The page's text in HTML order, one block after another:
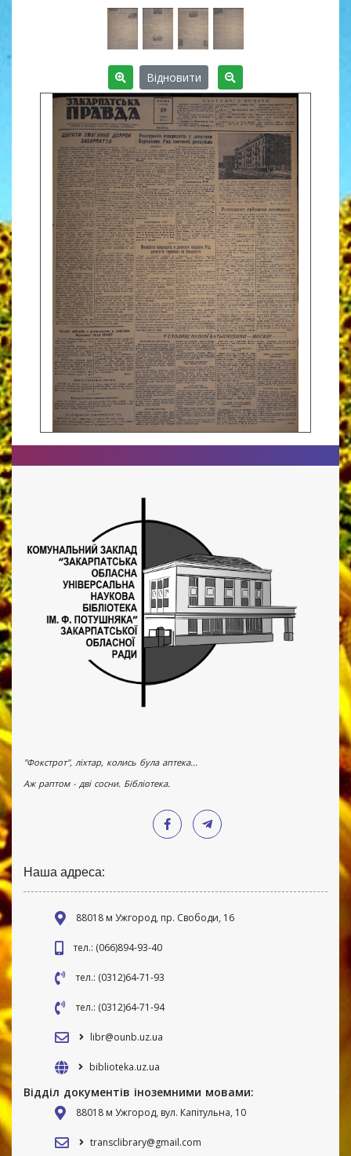
Відновити
"Фокстрот", ліхтар, колись була аптека...
Аж раптом - дві сосни. Бібліотека.
Наша адреса:
88018 м Ужгород, пр. Свободи, 16
тел.: (066)894-93-40
тел.: (0312)64-71-93
тел.: (0312)64-71-94
libr@ounb.uz.ua
biblioteka.uz.ua
Відділ документів іноземними мовами:
88018 м Ужгород, вул. Капітульна, 10
transclibrary@gmail.com